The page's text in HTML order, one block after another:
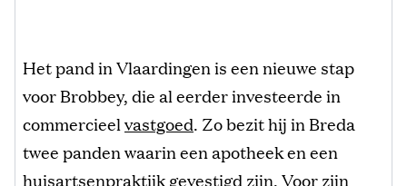
Het pand in Vlaardingen is een nieuwe stap
voor Brobbey, die al eerder investeerde in
commercieelvastgoed. Zo bezit hij in Breda
twee panden waarin een apotheek en een
huisartsenpraktijk gevestigd zijn. Voor zijn